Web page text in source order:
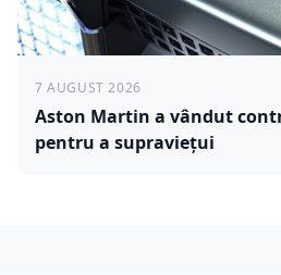
7 AUGUST 2026
Aston Martin a vândut
pentru a supraviețui